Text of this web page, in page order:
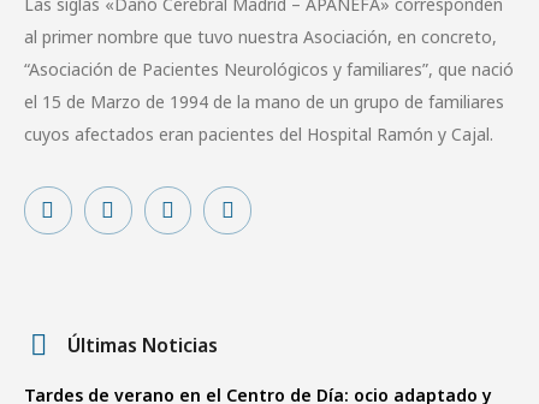
al primer nombre que tuvo nuestra Asociación, en concreto,
“Asociación de Pacientes Neurológicos y familiares”, que nació
el 15 de Marzo de 1994 de la mano de un grupo de familiares
cuyos afectados eran pacientes del Hospital Ramón y Cajal.
Últimas Noticias
Tardes de verano en el Centro de Día: ocio adaptado y